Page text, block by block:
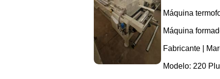
Máquina
Máquina
Fabricante |
Modelo: 220